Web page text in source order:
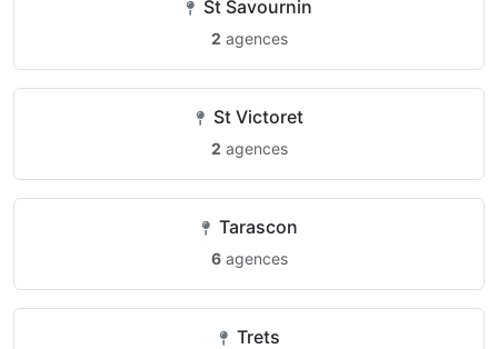
St Savournin
2 agences
St Victoret
2 agences
Tarascon
6agences
Trets